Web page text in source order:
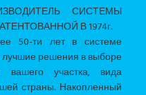
СИСТЕМЫ
В 1974г.
50-ти лет в системе
решения в выборе
вашего участка, вида
страны. Накопленный